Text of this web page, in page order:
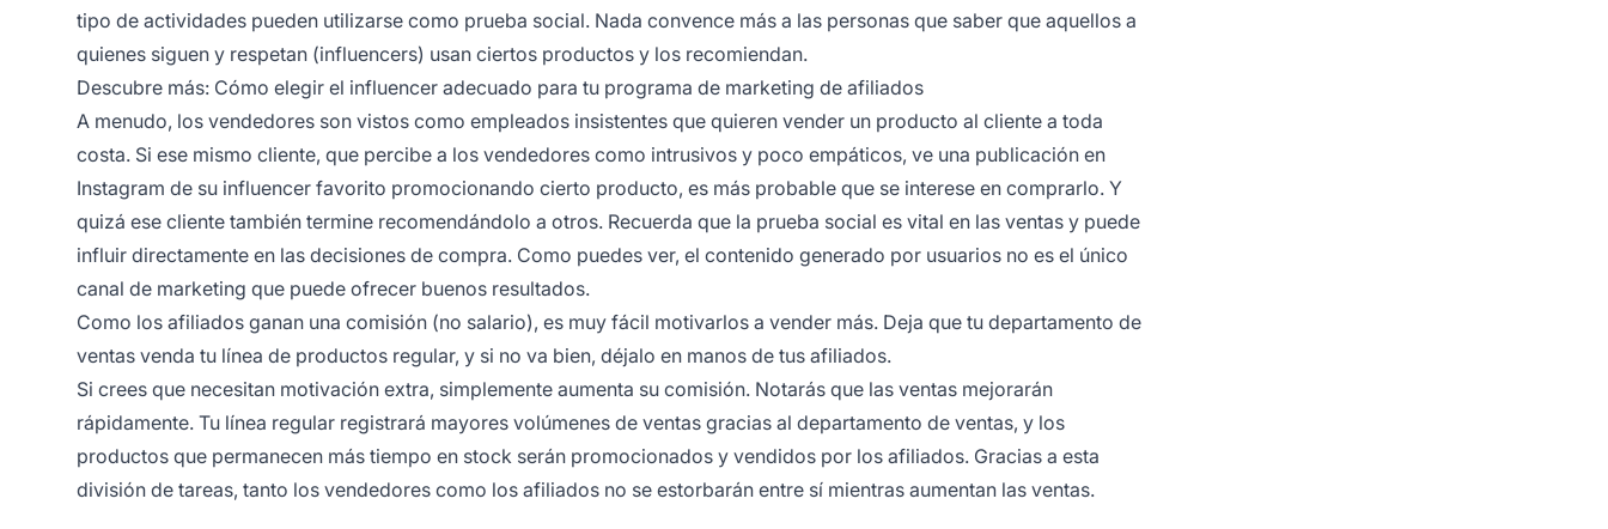
tipo de actividades pueden utilizarse como prueba social. Nada convence más a las personas que saber que aquellos a
quienes siguen y respetan (influencers) usan ciertos productos y los recomiendan.
Descubre más: Cómo elegir el influencer adecuado para tu programa de marketing de afiliados
A menudo, los vendedores son vistos como empleados insistentes que quieren vender un producto al cliente a toda
costa. Si ese mismo cliente, que percibe a los vendedores como intrusivos y poco empáticos, ve una publicación en
Instagram de su influencer favorito promocionando cierto producto, es más probable que se interese en comprarlo. Y
quizá ese cliente también termine recomendándolo a otros. Recuerda que la prueba social es vital en las ventas y puede
influir directamente en las decisiones de compra. Como puedes ver, el contenido generado por usuarios no es el único
canal de marketing que puede ofrecer buenos resultados.
Como los afiliados ganan una comisión (no salario), es muy fácil motivarlos a vender más. Deja que tu departamento de
ventas venda tu línea de productos regular, y si no va bien, déjalo en manos de tus afiliados.
Si crees que necesitan motivación extra, simplemente aumenta su comisión. Notarás que las ventas mejorarán
rápidamente. Tu línea regular registrará mayores volúmenes de ventas gracias al departamento de ventas, y los
productos que permanecen más tiempo en stock serán promocionados y vendidos por los afiliados. Gracias a esta
división de tareas, tanto los vendedores como los afiliados no se estorbarán entre sí mientras aumentan las ventas.